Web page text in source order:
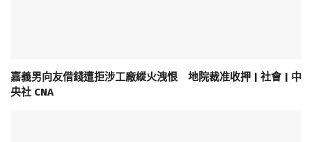
嘉義男向友借錢遭拒涉工廠縱火洩恨 地院裁准收押 | 社會 | 中
央社 CNA